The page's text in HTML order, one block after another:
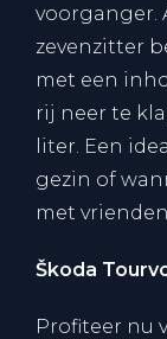
voorganger.
zevenzitter
met een
rij neer te
liter. Een
gezin of
met
Škoda
Profiteer nu